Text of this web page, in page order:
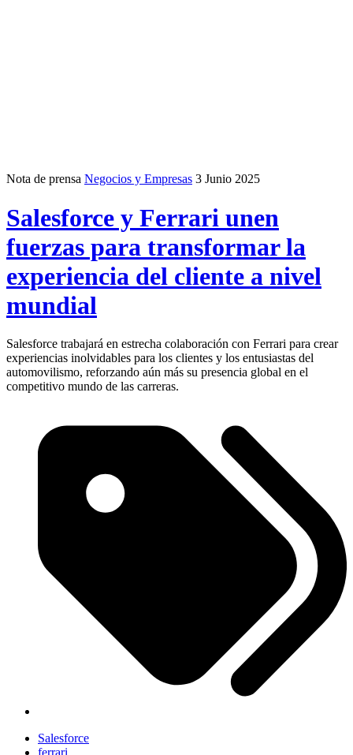
Nota de prensa Negocios y Empresas 3 Junio 2025
Salesforce y Ferrari unen
fuerzas para transformar la
experiencia del cliente a nivel
mundial
Salesforce trabajará en estrecha colaboración con Ferrari para crear
experiencias inolvidables para los clientes y los entusiastas del
automovilismo, reforzando aún más su presencia global en el
competitivo mundo de las carreras.
Salesforce
ferrari